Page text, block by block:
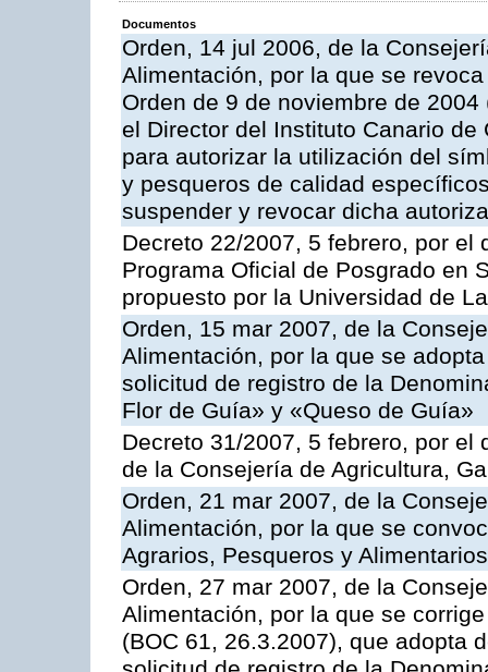
Documentos
Orden, 14 jul 2006, de la
Alimentación, por la que se
Orden de 9 de noviembre de
el Director del Instituto Canario
para autorizar la utilización del
y pesqueros de calidad
suspender y revocar dicha
Decreto 22/2007, 5 febrero, por
Programa Oficial de Posgrado en
propuesto por la Universidad de
Orden, 15 mar 2007, de la
Alimentación, por la que se
solicitud de registro de la
Flor de Guía» y «Queso de Guía»
Decreto 31/2007, 5 febrero, por el
de la Consejería de Agricultura,
Orden, 21 mar 2007, de la
Alimentación, por la que se
Agrarios, Pesqueros y
Orden, 27 mar 2007, de la
Alimentación, por la que se
(BOC 61, 26.3.2007), que adopta